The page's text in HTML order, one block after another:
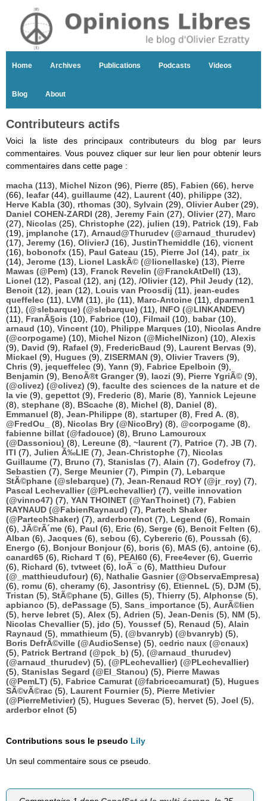
Home Archives Publications Podcasts Videos
Blog About
Contributeurs actifs
Voici la liste des principaux contributeurs du blog par leurs
commentaires. Vous pouvez cliquer sur leur lien pour obtenir leurs
commentaires dans cette page :
macha (113), Michel Nizon (96), Pierre (85), Fabien (66), herve
(66), leafar(44), guillaume (42), Laurent (40), philippe (32),
Herve Kabla (30), rthomas (30), Sylvain (29), Olivier Auber(29),
Daniel COHEN-ZARDI (28), Jeremy Fain (27), Olivier(27), Marc
(27), Nicolas (25), Christophe (22), julien (19), Patrick (19), Fab
(19), jmplanche (17), Arnaud@Thurudev (@arnaud_thurudev)
(17), Jeremy (16), OlivierJ (16), JustinThemiddle (16), vicnent
(16), bobonofx (15), Paul Gateau (15), Pierre Jol (14), patr_ix
(14), Jerome (13), Lionel LaskÃ© (@lionellaske) (13), Pierre
Mawas (@Pem) (13), Franck Revelin (@FranckAtDell) (13),
Lionel (12), Pascal (12), anj (12), /Olivier(12), Phil Jeudy (12),
Benoit (12), jean (12), Louis van Proosdij (11), jean-eudes
queffelec (11), LVM (11), jlc (11), Marc-Antoine (11), dparmen1
(11), (@slebarque) (@slebarque) (11), INFO (@LINKANDEV)
(11), FranÃ§ois (10), Fabrice (10), Filmail (10), babar(10),
arnaud (10), Vincent (10), Philippe Marques (10), Nicolas Andre
(@corpogame) (10), Michel Nizon (@MichelNizon) (10), Alexis
(9), David (9), Rafael (9), FredericBaud (9), Laurent Bervas (9),
Mickael (9), Hugues (9), ZISERMAN (9), Olivier Travers (9),
Chris (9), jequeffelec (9), Yann (9), Fabrice Epelboin (9),
Benjamin (9), BenoÃ®t Granger(9), laozi (9), Pierre YgriÃ© (9),
(@olivez) (@olivez) (9), faculte des sciences de la nature et de
la vie (9), gepettot (9), Frederic (8), Marie (8), Yannick Lejeune
(8), stephane (8), BScache (8), Michel (8), Daniel (8),
Emmanuel (8), Jean-Philippe (8), startuper(8), Fred A. (8),
@FredOu_
(8), Nicolas Bry (@NicoBry) (8), @corpogame (8),
fabienne billat (@fadouce) (8), Bruno Lamouroux
(@Dassoniou) (8), Lereune (8), ~laurent (7), Patrice (7), JB (7),
ITI (7), Julien Ã‰LIE (7), Jean-Christophe (7), Nicolas
Guillaume (7), Bruno (7), Stanislas (7), Alain (7), Godefroy (7),
Sebastien (7), Serge Meunier(7), Pimpin (7), Lebarque
StÃ©phane (@slebarque) (7), Jean-Renaud ROY (@jr_roy) (7),
Pascal Lechevallier (@PLechevallier) (7), veille innovation
(@vinno47) (7), YAN THOINET (@YanThoinet) (7), Fabien
RAYNAUD (@FabienRaynaud) (7), Partech Shaker
(@PartechShaker) (7), arderborelnot (7), Legend (6), Romain
(6), JÃ©rÃ´me (6), Paul (6), Eric (6), Serge (6), Benoit Felten (6),
Alban (6), Jacques (6), sebou (6), Cybereric (6), Poussah (6),
Energo (6), Bonjour Bonjour(6), boris (6), MAS (6), antoine (6),
canard65 (6), Richard T (6), PEAI60 (6), Free4ever(6), Guerric
(6), Richard (6), tvtweet (6), loÃ¯c (6), Matthieu Dufour
(@_matthieudufour) (6), Nathalie Gasnier (@ObservaEmpresa)
(6), romu (6), cheramy (6), Jasontrisy (6), EtienneL (5), DJM (5),
Tristan (5), StÃ©phane (5), Gilles (5), Thierry (5), Alphonse (5),
apbianco (5), dePassage (5), Sans_importance (5), AurÃ©lien
(5), herve lebret (5), Alex (5), Adrien (5), Jean-Denis (5), NM (5),
Nicolas Chevallier(5), jdo (5), Youssef (5), Renaud (5), Alain
Raynaud (5), mmathieum (5), (@bvanryb) (@bvanryb) (5),
Boris DefrÃ©ville (@AudioSense) (5), cedric naux (@cnaux)
(5), Patrick Bertrand (@pck_b) (5), (@arnaud_thurudev)
(@arnaud_thurudev) (5), (@PLechevallier) (@PLechevallier)
(5), Stanislas Segard (@El_Stanou) (5), Pierre Mawas
(@PemLT) (5), Fabrice Camurat (@fabricecamurat) (5), Hugues
SÃ©vÃ©rac (5), Laurent Fournier(5), Pierre Metivier
(@PierreMetivier) (5), Hugues Severac (5), hervet (5), Joel (5),
arderbor elnot (5)
Contributions sous le pseudo Lily
Un seul commentaire sous ce pseudo.